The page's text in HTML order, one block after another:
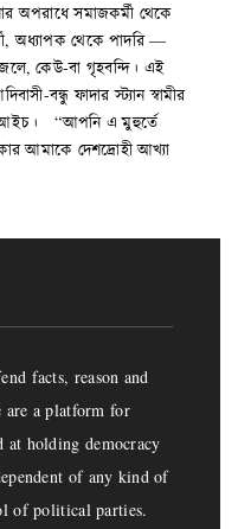
অপরাধে সমাজকর্মী থেকে
অধ্যাপক থেকে পাদরি —
কেউ-বা গৃহবন্দি। এই
বন্ধু ফাদার স্ট্যান স্বামীর
আইচ। “আপনি এ মুহুর্তে
আমাকে দেশদ্রোহী আখ্যা
facts, reason and
are a platform for
at holding democracy
of any kind of
of political parties.